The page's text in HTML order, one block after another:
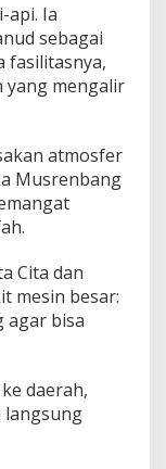
api. Ia
sebagai
fasilitasnya,
yang mengalir
atmosfer
Musrenbang
Cita dan
mesin besar:
agar bisa
daerah,
langsung